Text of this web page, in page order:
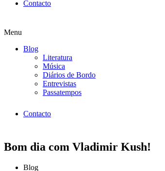
Contacto
Menu
Blog
Literatura
Música
Diários de Bordo
Entrevistas
Passatempos
Contacto
Bom dia com Vladimir Kush!
Blog